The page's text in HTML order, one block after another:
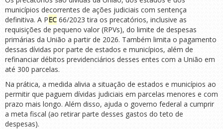
municípios decorrentes de ações judiciais com sentença
definitiva. A PEC 66/2023 tira os precatórios, inclusive as
requisições de pequeno valor (RPVs), do limite de despesas
primárias da União a partir de 2026. Também limita o pagamento
dessas dívidas por parte de estados e municípios, além de
refinanciar débitos previdenciários desses entes com a União em
até 300 parcelas.
Na prática, a medida alivia a situação de estados e municípios ao
permitir que paguem dívidas judiciais em parcelas menores e com
prazo mais longo. Além disso, ajuda o governo federal a cumprir
a meta fiscal (ao retirar parte desses gastos do teto de
despesas).